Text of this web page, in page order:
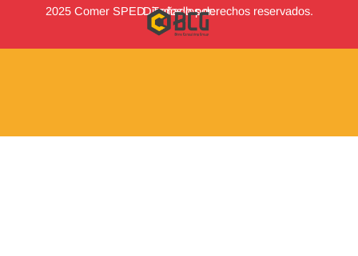
b
o
o
k
a
g
r
a
o
2025 Comer SPED. Todos los derechos reservados.
Diseñado por: